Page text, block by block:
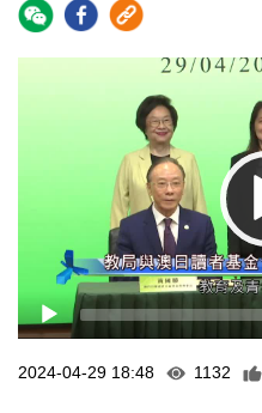
2024-04-29 18:48 1132